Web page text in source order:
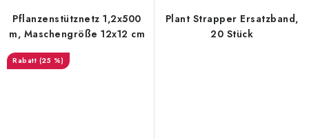
Pflanzenstütznetz 1,2x500
m, Maschengröße 12x12 cm
(25 %)
Plant Strapper Ersatzband,
20 Stück